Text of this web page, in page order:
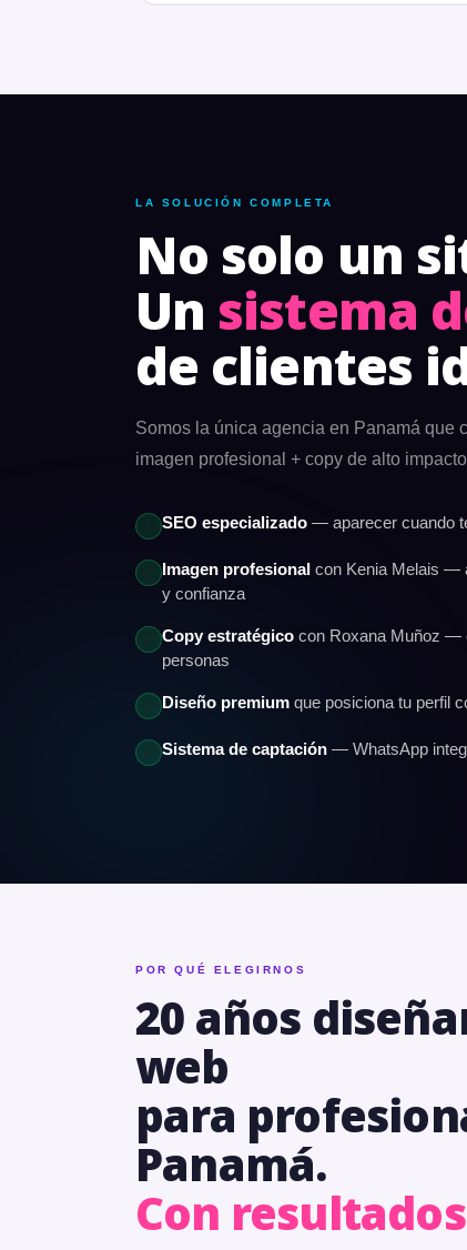
LA SOLUCIÓN COMPLETA
No solo un
Un sistema
de clientes
Somos la única agencia en Panamá que
imagen profesional + copy de alto
✓ SEO especializado — aparecer cuando
✓ Imagen profesional con Kenia Melais —
y confianza
✓ Copy estratégico con Roxana Muñoz —
personas
✓ Diseño premium que posiciona tu perfil
✓ Sistema de captación — WhatsApp
POR QUÉ ELEGIRNOS
20 años
web
para
Panamá.
Con